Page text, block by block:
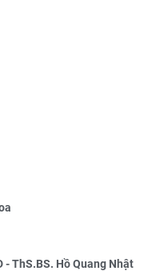
- ThS.BS. Hồ Quang Nhật